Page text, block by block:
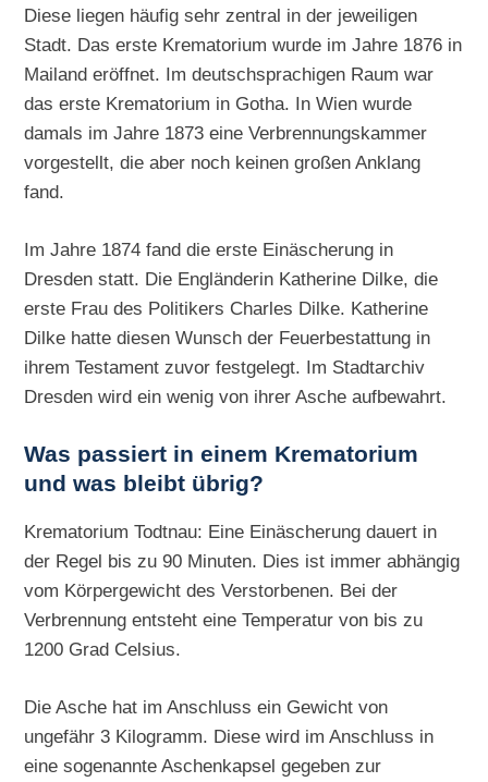
Diese liegen häufig sehr zentral in der jeweiligen
Stadt. Das erste Krematorium wurde im Jahre 1876 in
Mailand eröffnet. Im deutschsprachigen Raum war
das erste Krematorium in Gotha. In Wien wurde
damals im Jahre 1873 eine Verbrennungskammer
vorgestellt, die aber noch keinen großen Anklang
fand.
Im Jahre 1874 fand die erste Einäscherung in
Dresden statt. Die Engländerin Katherine Dilke, die
erste Frau des Politikers Charles Dilke. Katherine
Dilke hatte diesen Wunsch der Feuerbestattung in
ihrem Testament zuvor festgelegt. Im Stadtarchiv
Dresden wird ein wenig von ihrer Asche aufbewahrt.
Was passiert in einem Krematorium
und was bleibt übrig?
Krematorium Todtnau: Eine Einäscherung dauert in
der Regel bis zu 90 Minuten. Dies ist immer abhängig
vom Körpergewicht des Verstorbenen. Bei der
Verbrennung entsteht eine Temperatur von bis zu
1200 Grad Celsius.
Die Asche hat im Anschluss ein Gewicht von
ungefähr 3 Kilogramm. Diese wird im Anschluss in
eine sogenannte Aschenkapsel gegeben zur